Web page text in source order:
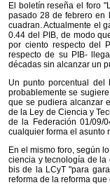
El boletín reseña el foro
pasado 28 de febrero en
cuadran. Actualmente el
0.44 del PIB, de modo
por ciento respecto del
respecto de su PIB-
décadas sin alcanzar un
Un punto porcentual del
probablemente se
que se pudiera alcanzar
de la Ley de Ciencia y
de la Federación 01/09/
cualquier forma el asunto
En el mismo foro, según
ciencia y tecnología de la
bis de la LCyT "para
reforma de la reforma